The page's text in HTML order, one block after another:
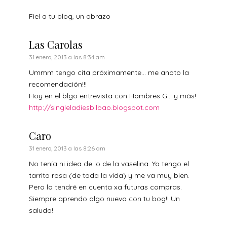
Fiel a tu blog, un abrazo
Las Carolas
31 enero, 2013 a las 8:34 am
Ummm tengo cita próximamente… me anoto la
recomendación!!!
Hoy en el blgo entrevista con Hombres G… y más!
http://singleladiesbilbao.blogspot.com
Caro
31 enero, 2013 a las 8:26 am
No tenía ni idea de lo de la vaselina. Yo tengo el
tarrito rosa (de toda la vida) y me va muy bien.
Pero lo tendré en cuenta xa futuras compras.
Siempre aprendo algo nuevo con tu bog!! Un
saludo!